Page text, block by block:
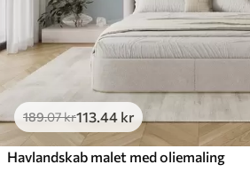
189.07kr113 .44 kr
Havlandskab malet med oliemaling